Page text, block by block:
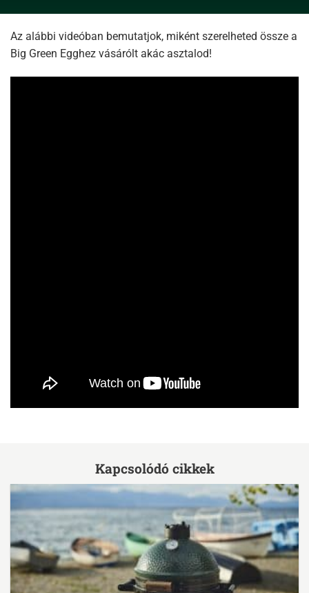
Az alábbi videóban bemutatjok, miként szerelheted össze a
Big Green Egghez vásárólt akác asztalod!
Kapcsolódó cikkek